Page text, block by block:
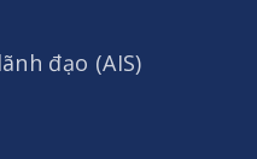
đạo (AIS)